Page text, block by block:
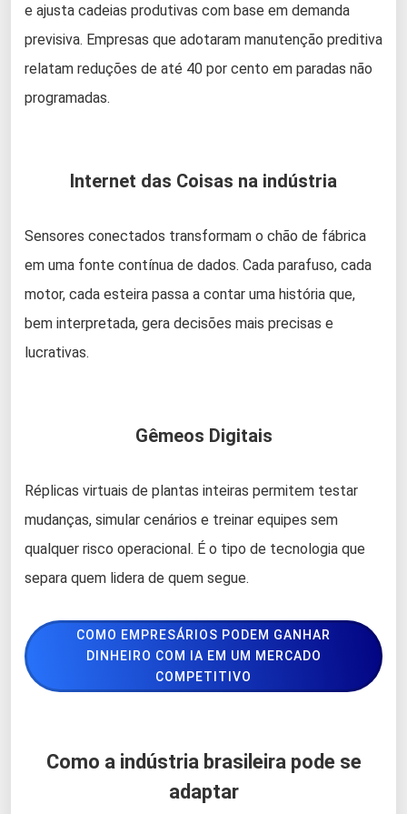
e ajusta cadeias produtivas com base em demanda
previsiva. Empresas que adotaram manutenção preditiva
relatam reduções de até 40 por cento em paradas não
programadas.
Internet das Coisas na indústria
Sensores conectados transformam o chão de fábrica
em uma fonte contínua de dados. Cada parafuso, cada
motor, cada esteira passa a contar uma história que,
bem interpretada, gera decisões mais precisas e
lucrativas.
Gêmeos Digitais
Réplicas virtuais de plantas inteiras permitem testar
mudanças, simular cenários e treinar equipes sem
qualquer risco operacional. É o tipo de tecnologia que
separa quem lidera de quem segue.
COMO EMPRESÁRIOS PODEM GANHAR
DINHEIRO COM IA EM UM MERCADO
COMPETITIVO
Como a indústria brasileira pode se
adaptar